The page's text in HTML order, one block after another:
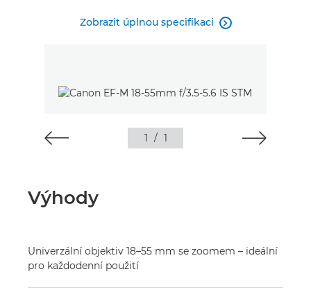
Zobrazit úplnou specifikaci 
1 / 1
Výhody
Univerzální objektiv 18–55 mm se zoomem – ideální
pro každodenní použití